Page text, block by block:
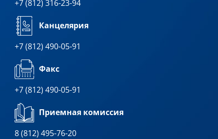
+7 (812) 316-23-94
Канцелярия
+7 (812) 490-05-91
Факс
+7 (812) 490-05-91
Приемная комиссия
8 (812) 495-76-20